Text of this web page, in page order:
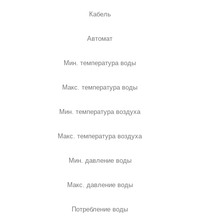
Кабель
Автомат
Мин. температура воды
Макс. температура воды
Мин. температура воздуха
Макс. температура воздуха
Мин. давление воды
Макс. давление воды
Потребление воды